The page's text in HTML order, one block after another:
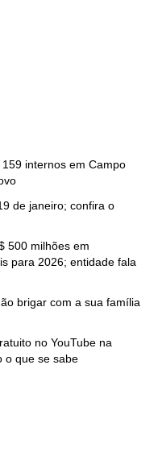
internos em Campo
de janeiro; confira o
500 milhões em
para 2026; entidade fala
brigar com a sua família
no YouTube na
o que se sabe